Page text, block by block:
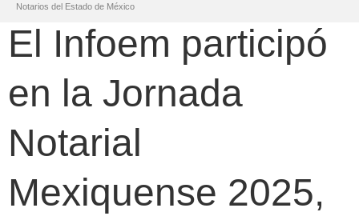
Notarios del Estado de México
El Infoem participó
en la Jornada
Notarial
Mexiquense 2025,